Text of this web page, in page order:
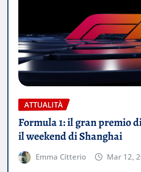
ATTUALITÀ
Formula 1: il gran premio
il weekend di Shanghai
Emma Citterio Mar 12,